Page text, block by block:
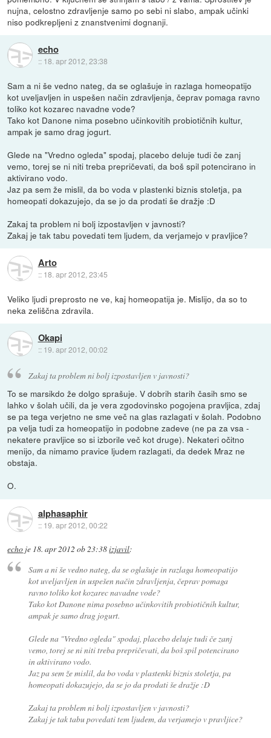
nujna, celostno zdravljenje samo po sebi ni slabo, ampak učinki
niso podkrepljeni z znanstvenimi dognanji.
echo
:: 18. apr 2012, 23:38
Sam a ni še vedno nateg, da se oglašuje in razlaga homeopatijo
kot uveljavljen in uspešen način zdravljenja, čeprav pomaga ravno
toliko kot kozarec navadne vode?
Tako kot Danone nima posebno učinkovitih probiotičnih kultur,
ampak je samo drag jogurt.
Glede na "Vredno ogleda" spodaj, placebo deluje tudi če zanj
vemo, torej se ni niti treba prepričevati, da boš spil potencirano in
aktivirano vodo.
Jaz pa sem že mislil, da bo voda v plastenki biznis stoletja, pa
homeopati dokazujejo, da se jo da prodati še dražje :D
Zakaj ta problem ni bolj izpostavljen v javnosti?
Zakaj je tak tabu povedati tem ljudem, da verjamejo v pravljice?
Arto
:: 18. apr 2012, 23:45
Veliko ljudi preprosto ne ve, kaj homeopatija je. Mislijo, da so to
neka zeliščna zdravila.
Okapi
:: 19. apr 2012, 00:02
Zakaj ta problem ni bolj izpostavljen v javnosti?
To se marsikdo že dolgo sprašuje. V dobrih starih časih smo se
lahko v šolah učili, da je vera zgodovinsko pogojena pravljica, zdaj
se pa tega verjetno ne sme več na glas razlagati v šolah. Podobno
pa velja tudi za homeopatijo in podobne zadeve (ne pa za vsa -
nekatere pravljice so si izborile več kot druge). Nekateri očitno
menijo, da nimamo pravice ljudem razlagati, da dedek Mraz ne
obstaja.
O.
alphasaphir
:: 19. apr 2012, 00:22
echo je 18. apr 2012 ob 23:38izjavil:
Sam a ni še vedno nateg, da se oglašuje in razlaga homeopatijo
kot uveljavljen in uspešen način zdravljenja, čeprav pomaga
ravno toliko kot kozarec navadne vode?
Tako kot Danone nima posebno učinkovitih probiotičnih kultur,
ampak je samo drag jogurt.
Glede na "Vredno ogleda" spodaj, placebo deluje tudi če zanj
vemo, torej se ni niti treba prepričevati, da boš spil potencirano
in aktivirano vodo.
Jaz pa sem že mislil, da bo voda v plastenki biznis stoletja, pa
homeopati dokazujejo, da se jo da prodati še dražje :D
Zakaj ta problem ni bolj izpostavljen v javnosti?
Zakaj je tak tabu povedati tem ljudem, da verjamejo v pravljice?